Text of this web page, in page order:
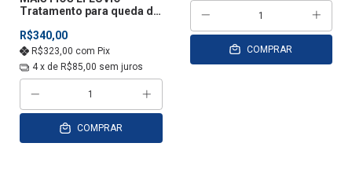
Tratamento para queda de
R$340,00
R$323,00 com Pix
4 x de R$85,00 sem juros
COMPRAR
COMPRAR